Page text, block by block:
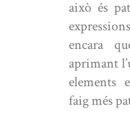
això és
encara
aprimant
elements
faig més